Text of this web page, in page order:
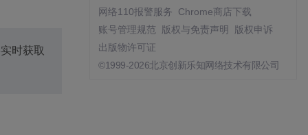
时获取
网络110报警服务
Chrome商店下载
账号管理规范
版权与免责声明
版权申诉
出版物许可证
©1999-2026北京创新乐知网络技术有限公司